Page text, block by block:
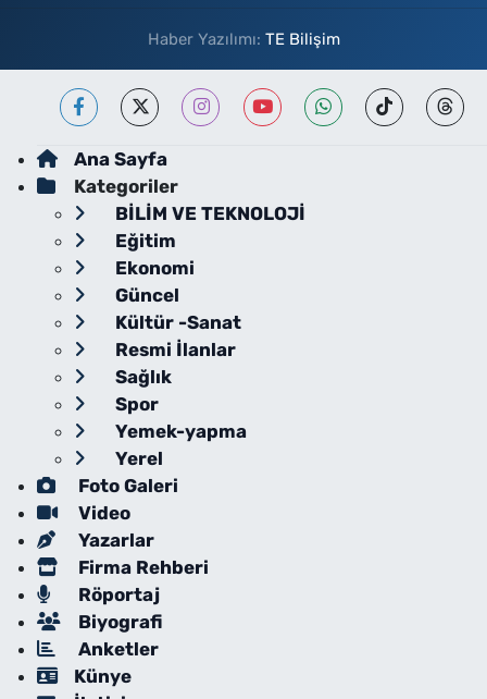
Haber Yazılımı: TE Bilişim
Ana Sayfa
Kategoriler
BİLİM VE TEKNOLOJİ
Eğitim
Ekonomi
Güncel
Kültür -Sanat
Resmi İlanlar
Sağlık
Spor
Yemek-yapma
Yerel
Foto Galeri
Video
Yazarlar
Firma Rehberi
Röportaj
Biyografi
Anketler
Künye